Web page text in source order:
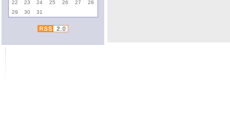
22
23 24 25 26 27
28
29
30 31